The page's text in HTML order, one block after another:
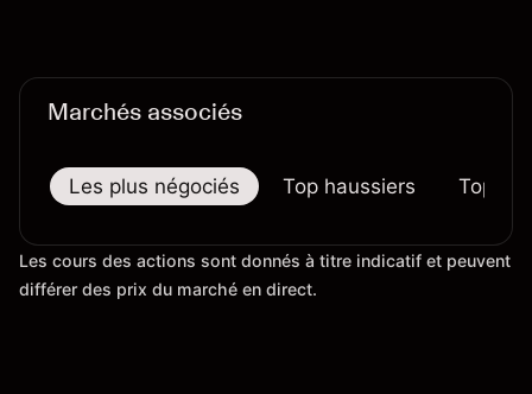
Marchés associés
Les plus négociés Top haussiers Top
Les cours des actions sont donnés à titre indicatif et peuvent
différer des prix du marché en direct.